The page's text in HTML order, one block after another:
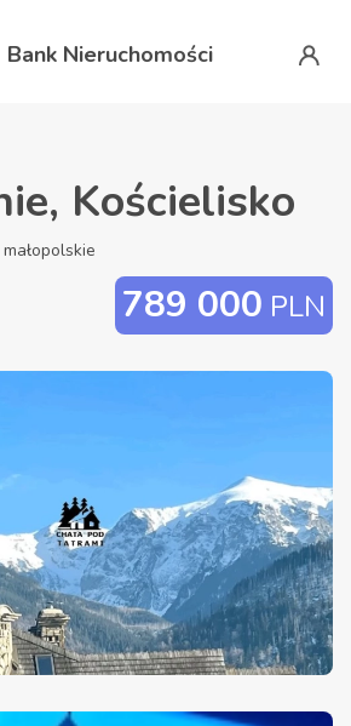
Bank Nieruchomości
Kościelisko
789 000 PLN